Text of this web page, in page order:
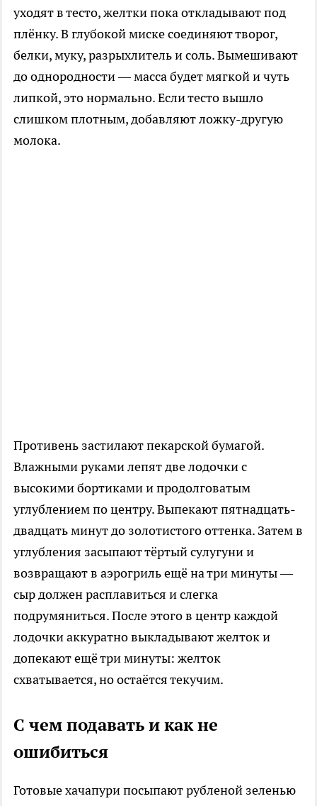
уходят в тесто, желтки пока откладывают под
плёнку. В глубокой миске соединяют творог,
белки, муку, разрыхлитель и соль. Вымешивают
до однородности — масса будет мягкой и чуть
липкой, это нормально. Если тесто вышло
слишком плотным, добавляют ложку-другую
молока.
Противень застилают пекарской бумагой.
Влажными руками лепят две лодочки с
высокими бортиками и продолговатым
углублением по центру. Выпекают пятнадцать-
двадцать минут до золотистого оттенка. Затем в
углубления засыпают тёртый сулугуни и
возвращают в аэрогриль ещё на три минуты —
сыр должен расплавиться и слегка
подрумяниться. После этого в центр каждой
лодочки аккуратно выкладывают желток и
допекают ещё три минуты: желток
схватывается, но остаётся текучим.
С чем подавать и как не
ошибиться
Готовые хачапури посыпают рубленой зеленью